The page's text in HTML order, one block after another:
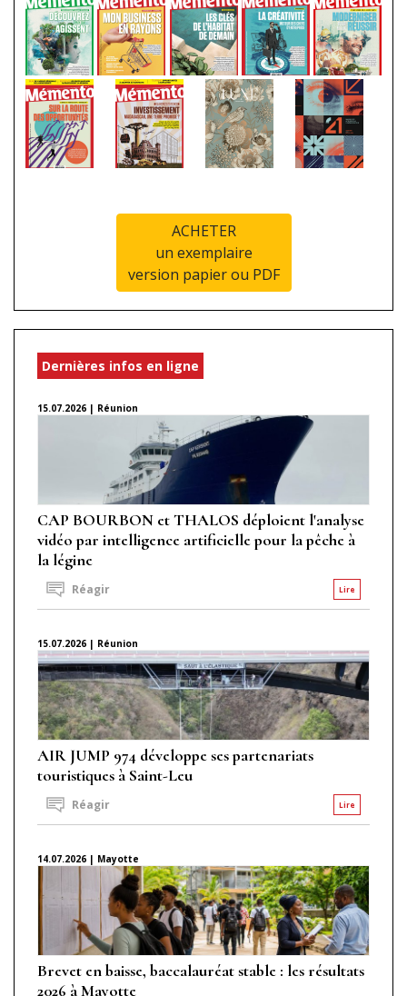
ACHETER
un exemplaire
version papier ou PDF
Dernières infos en ligne
15.07.2026 | Réunion
CAP BOURBON et THALOS déploient l'analyse
vidéo par intelligence artificielle pour la pêche à
la légine
Lire
Réagir
15.07.2026 | Réunion
AIR JUMP 974 développe ses partenariats
touristiques à Saint-Leu
Lire
Réagir
14.07.2026 | Mayotte
Brevet en baisse, baccalauréat stable : les résultats
2026 à Mayotte